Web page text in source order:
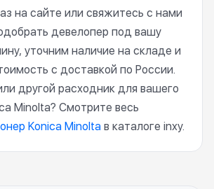
на сайте или свяжитесь с нами
девелопер под вашу
уточним наличие на складе и
с доставкой по России.
другой расходник для вашего
Minolta? Смотрите весь
Konica Minolta в каталоге inxy.